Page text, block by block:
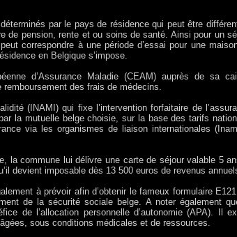
par le pays de résidence qui peut être
de pension, rente et ou soins de santé. Ainsi pour un
correspondre à une période d’essai pour une
en Belgique s’impose.
d’Assurance Maladie (CEAM) auprès de sa
remboursement des frais de médecins.
(INAMI) qui fixe l’intervention forfaitaire de
la mutuelle belge choisie, sur la base des tarifs
via les organismes de liaison internationales
la commune lui délivre une carte de séjour valable 5
devient imposable dès 13 500 euros de revenus
à prévoir afin d’obtenir le fameux formulaire
de la sécurité sociale belge. A noter également
de l’allocation personnelle d’autonomie (APA). Il
sous conditions médicales et de ressources.